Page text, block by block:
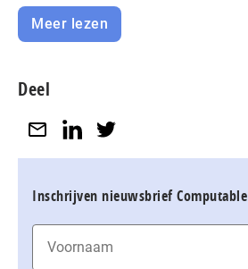
Meer lezen
Deel
Inschrijven nieuwsbrief Computable